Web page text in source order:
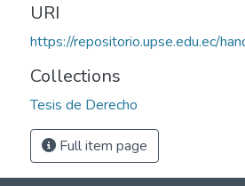
URI
https://repositorio.upse.edu.ec/
Collections
Tesis de Derecho
Full item page